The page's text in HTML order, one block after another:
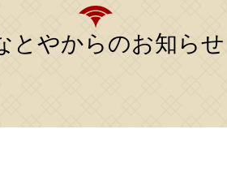
とやからのお知らせ